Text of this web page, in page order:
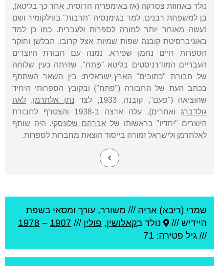
נולד באחוזת צסרקה (אז באימפריה הרוסית, אחר כך בליטא),
בן למשפחת רבנים. למד בגימנסיה "תרבות" בווילקומיר ושם
נעשה מאוחר יותר למורה לספרות ולעברית. כמו כן למד
באוניברסיטת קובנה שפות שמיות אצל קרובו, הבלשן וחוקר
הספרות חיים נחמן שפירא. נמנה עם חבורת היוצרים
העבריים המודרניסטים בליטא "פֶּתַח", שהיתה כעין שלוחה
של חבורת "כתובים" הארץ-ישראלית: בין השאר השתתף
בכתב העת של החבורה ("פתח") ובקובץ הספרותי היחיד
שהוציאה ("פעם", קובנה, 1933, לצד
נתן אלתרמן, לאה
גולדברג
ואחרים). עלה ארצה ב-1938 והצטרף לחבורת
היוצרים "יחדיו" בראשותו של אברהם שלונסקי. היה שותף
לאלתרמן ולישראל זמורה בייסוד הוצאת מחברות לספרות.
שמרי (ריבא) אריה /// משורר, עורך ומסאי בשפת
היידיש ///
נולד בקאלושין, פולין ///
1907
–
1978
/// גיל פטירה: 71